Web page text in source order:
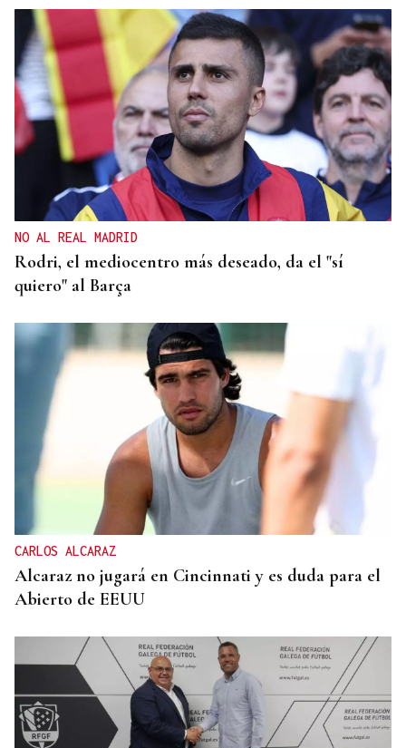
NO AL REAL MADRID
Rodri, el mediocentro más deseado, da el "sí
quiero" al Barça
CARLOS ALCARAZ
Alcaraz no jugará en Cincinnati y es duda para el
Abierto de EEUU